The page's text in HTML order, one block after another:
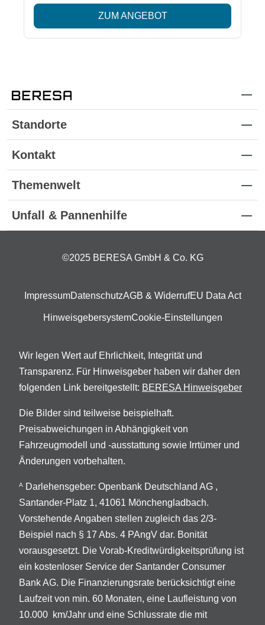
ZUM ANGEBOT
Standorte
Kontakt
Themenwelt
Unfall & Pannenhilfe
©2025 BERESA GmbH & Co. KG
ImpressumDatenschutzAGB & WiderrufEU Data Act
HinweisgebersystemCookie-Einstellungen
Wir legen Wert auf Ehrlichkeit, Integrität und
Transparenz. Für Hinweisgeber haben wir daher den
folgenden Link bereitgestellt: BERESA Hinweisgeber
Die Bilder sind teilweise beispielhaft.
Preisabweichungen in Abhängigkeit von
Fahrzeugmodell und -ausstattung sowie Irrtümer und
Änderungen vorbehalten.
A Darlehensgeber: Openbank Deutschland AG ,
Santander-Platz 1, 41061 Mönchengladbach.
Vorstehende Angaben stellen zugleich das 2/3-
Beispiel nach § 17 Abs. 4 PAngV dar. Bonität
vorausgesetzt. Die Vorab-Kreditwürdigkeitsprüfung ist
ein kostenloser Service der Santander Consumer
Bank AG. Die Finanzierungsrate berücksichtigt eine
Laufzeit von min. 60 Monaten, eine Laufleistung von
10.000 km/Jahr und eine Schlussrate die mit